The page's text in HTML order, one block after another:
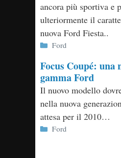
ancora più sportiva e
ulteriormente il
nuova Ford Fiesta..
Categorie
Ford
Focus Coupé: una
gamma Ford
Il nuovo modello
nella nuova
attesa per il 2010…
Categorie
Ford